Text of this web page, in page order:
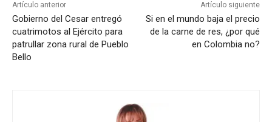
Artículo anterior
Gobierno del Cesar entregó
cuatrimotos al Ejército para
patrullar zona rural de Pueblo
Bello
Artículo siguiente
Si en el mundo baja el precio
de la carne de res, ¿por qué
en Colombia no?